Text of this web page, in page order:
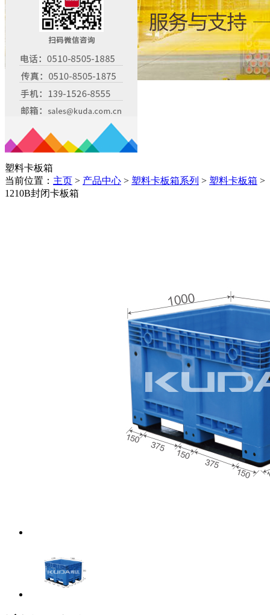
塑料卡板箱
当前位置： 主页 > 产品中心 > 塑料卡板箱系列 > 塑料卡板箱 >
1210B封闭卡板箱